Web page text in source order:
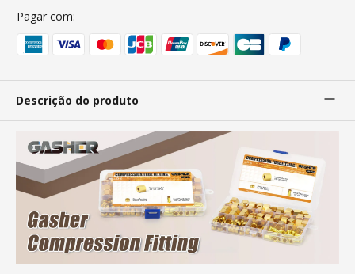
Pagar com:
Descrição do produto